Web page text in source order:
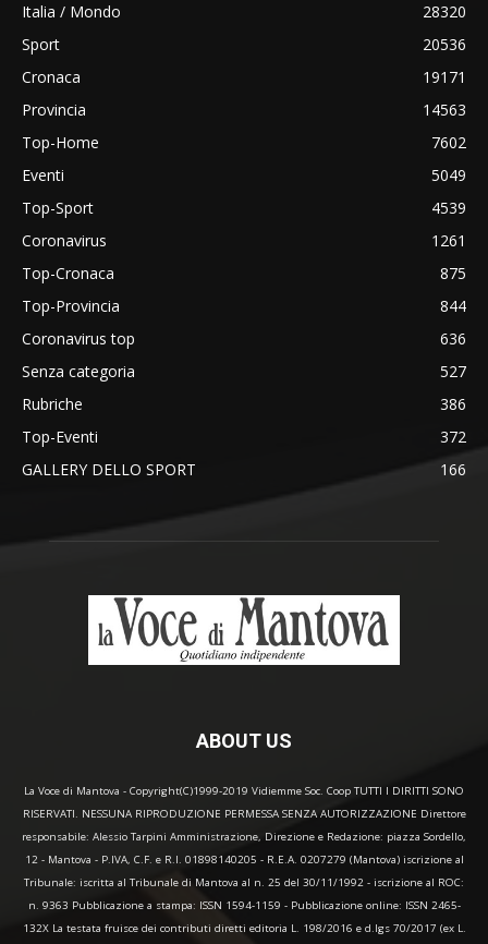
Italia / Mondo
28320
Sport
20536
Cronaca
19171
Provincia
14563
Top-Home
7602
Eventi
5049
Top-Sport
4539
Coronavirus
1261
Top-Cronaca
875
Top-Provincia
844
Coronavirus top
636
Senza categoria
527
Rubriche
386
Top-Eventi
372
GALLERY DELLO SPORT
166
ABOUT US
La Voce di Mantova - Copyright(C)1999-2019 Vidiemme Soc. Coop TUTTI I DIRITTI SONO
RISERVATI. NESSUNA RIPRODUZIONE PERMESSA SENZA AUTORIZZAZIONE Direttore
responsabile: Alessio Tarpini Amministrazione, Direzione e Redazione: piazza Sordello,
12 - Mantova - P.IVA, C.F. e R.I. 01898140205 - R.E.A. 0207279 (Mantova) iscrizione al
Tribunale: iscritta al Tribunale di Mantova al n. 25 del 30/11/1992 - iscrizione al ROC:
n. 9363 Pubblicazione a stampa: ISSN 1594-1159 - Pubblicazione online: ISSN 2465-
132X La testata fruisce dei contributi diretti editoria L. 198/2016 e d.lgs 70/2017 (ex L.